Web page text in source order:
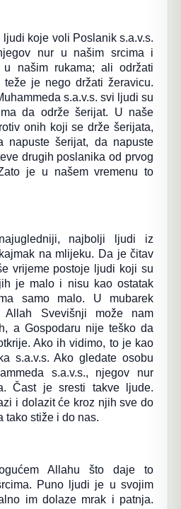
ljudi koje voli Poslanik s.a.v.s.
nur u našim srcima i
našim rukama; ali održati
je nego držati žeravicu.
s.a.v.s. svi ljudi su
da održe šerijat. U naše
onih koji se drže šerijata,
šerijat, da napuste
drugih poslanika od prvog
je u našem vremenu to
najbolji ljudi iz
na mlijeku. Da je čitav
vrijeme postoje ljudi koji su
je malo i nisu kao ostatak
samo malo. U mubarek
Allah Svevišnji može nam
a Gospodaru nije teško da
Ako ih vidimo, to je kao
s.a.v.s. Ako gledate osobu
s.a.v.s., njegov nur
Čast je sresti takve ljude.
i dolazit će kroz njih sve do
tako stiže i do nas.
Allahu što daje to
Puno ljudi je u svojim
im dolaze mrak i patnja.